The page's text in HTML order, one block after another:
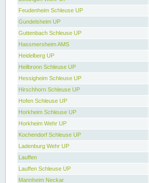
Feudenheim Schleuse UP
Gundelsheim UP
Guttenbach Schleuse UP
Hassmersheim AMS
Heidelberg UP
Heilbronn Schleuse UP
Hessigheim Schleuse UP
Hirschhorn Schleuse UP
Hofen Schleuse UP
Horkheim Schleuse UP
Horkheim Wehr UP
Kochendorf Schleuse UP
Ladenburg Wehr UP
Lauffen
Lauffen Schleuse UP
Mannheim Neckar